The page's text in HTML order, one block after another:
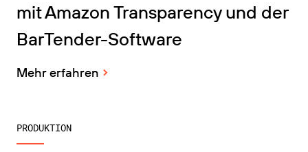
mit Amazon Transparency und der
BarTender-Software
Mehr erfahren
PRODUKTION